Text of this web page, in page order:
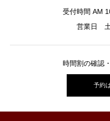
受付時間 AM
営業日
時間割の確認
予約